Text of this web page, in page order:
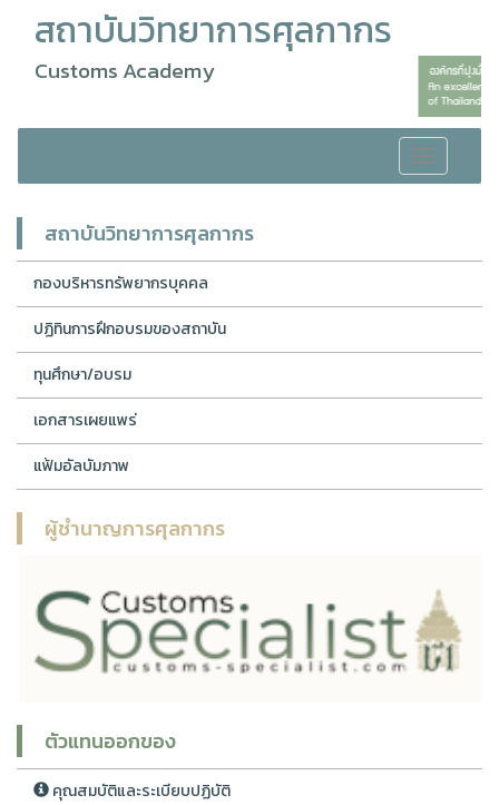
สถาบันวิทยาการศุลกากร
Customs Academy
Toggle
navigation
สถาบันวิทยาการศุลกากร
กองบริหารทรัพยากรบุคคล
ปฏิทินการฝึกอบรมของสถาบัน
ทุนศึกษา/อบรม
เอกสารเผยแพร่
แฟ้มอัลบัมภาพ
ผู้ชำนาญการศุลกากร
ตัวแทนออกของ
คุณสมบัติและระเบียบปฏิบัติ